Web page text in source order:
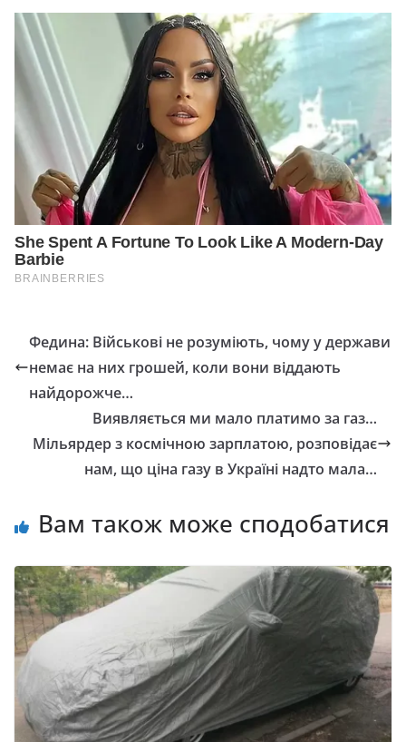
Федина: Військові не розуміють, чому у держави
немає на них грошей, коли вони віддають
найдорожче…
Виявляється ми мало платимо за газ…
Мільярдер з космічною зарплатою, розповідає
нам, що ціна газу в Україні надто мала…
Вам також може сподобатися